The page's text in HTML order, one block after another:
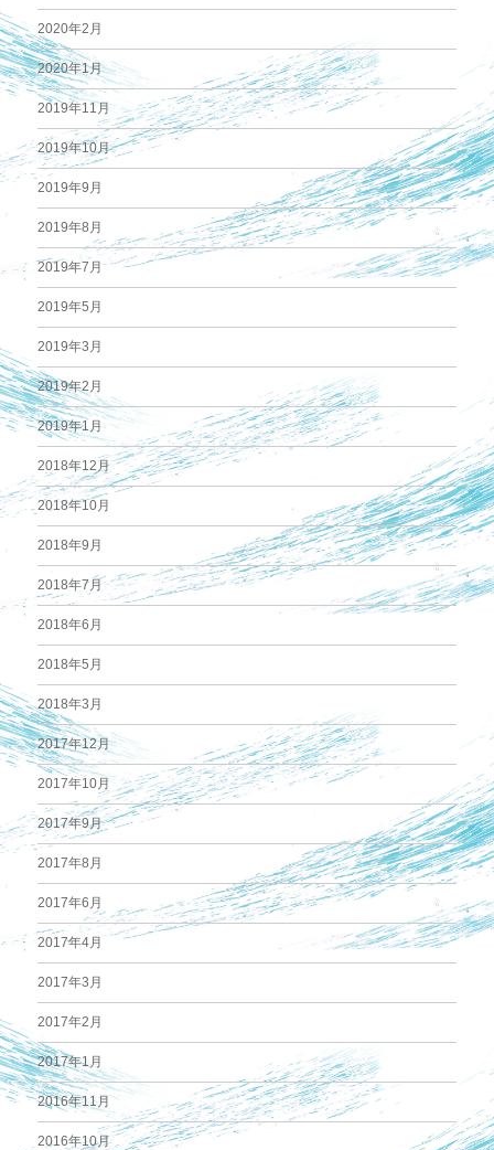
2020年2月
2020年1月
2019年11月
2019年10月
2019年9月
2019年8月
2019年7月
2019年5月
2019年3月
2019年2月
2019年1月
2018年12月
2018年10月
2018年9月
2018年7月
2018年6月
2018年5月
2018年3月
2017年12月
2017年10月
2017年9月
2017年8月
2017年6月
2017年4月
2017年3月
2017年2月
2017年1月
2016年11月
2016年10月